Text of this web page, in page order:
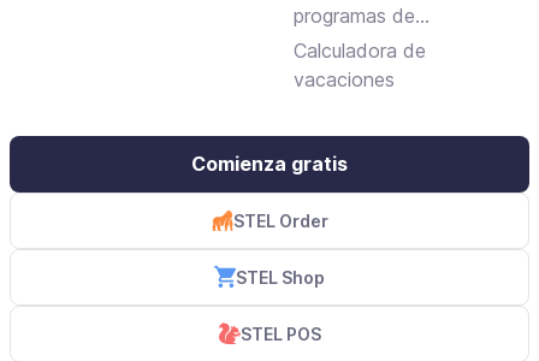
programas de
facturación gratuitos y
de pago
Calculadora de
vacaciones
Comienza gratis
STEL Order
STEL Shop
STEL POS